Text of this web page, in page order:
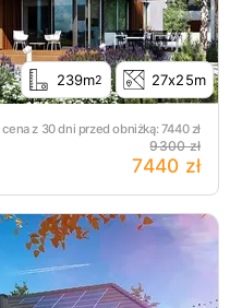
239m2 27x25m
cena z 30 dni przed obniżką:7440zł
9300 zł
7440 zł